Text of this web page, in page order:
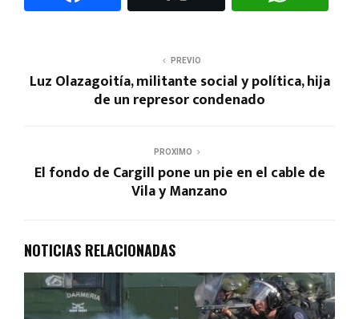
PREVIO
Luz Olazagoitía, militante social y política, hija
de un represor condenado
PROXIMO
El fondo de Cargill pone un pie en el cable de
Vila y Manzano
NOTICIAS RELACIONADAS